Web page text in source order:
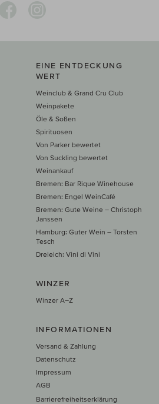
EINE ENTDECKUNG
WERT
Weinclub & Grand Cru Club
Weinpakete
Öle & Soßen
Spirituosen
Von Parker bewertet
Von Suckling bewertet
Weinankauf
Bremen: Bar Rique Winehouse
Bremen: Engel WeinCafé
Bremen: Gute Weine – Christoph
Janssen
Hamburg: Guter Wein – Torsten
Tesch
Dreieich: Vini di Vini
WINZER
Winzer A–Z
INFORMATIONEN
Versand & Zahlung
Datenschutz
Impressum
AGB
Barrierefreiheitserklärung